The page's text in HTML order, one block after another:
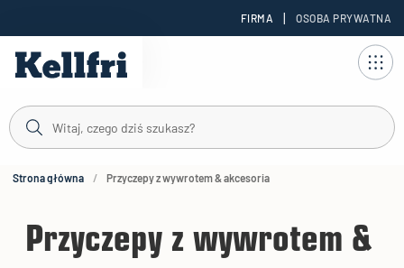
FIRMA | OSOBA PRYWATNA
Strona główna Przyczepy z wywrotem & akcesoria
Przyczepy z wywrotem &